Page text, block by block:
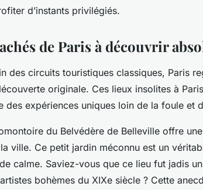
d’instants privilégiés.
de Paris à découvrir
des circuits touristiques classiques, Paris
originale. Ces lieux insolites à
des expériences uniques loin de la foule et
du Belvédère de Belleville offre
ville. Ce petit jardin méconnu est un
calme. Saviez-vous que ce lieu fut jadis
bohèmes du XIXe siècle ? Cette